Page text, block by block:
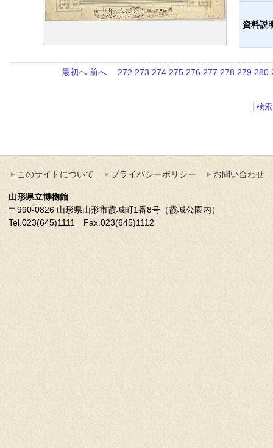
資料説
最初へ 前へ 272 273 274 275 276 277 278 279 280
|検
このサイトについて プライバシーポリシー お問い合わせ
山形県立博物館
〒990-0826 山形県山形市霞城町1番8号（霞城公園内）
Tel.023(645)1111 Fax.023(645)1112